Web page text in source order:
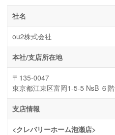
社名
ou2株式会社
本社/支店所在地
〒135-0047
東京都江東区富岡1-5-5 NsB ６階
支店情報
<クレバリーホーム泡瀬店>